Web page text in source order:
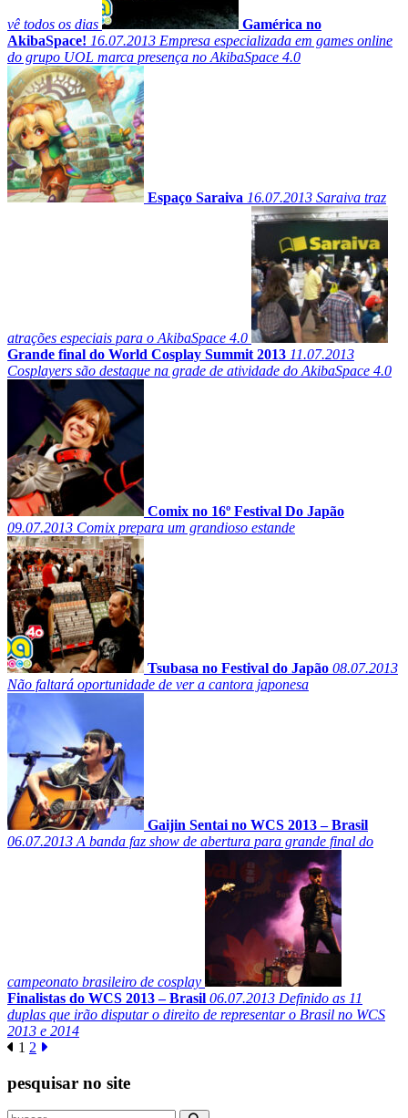
vê todos os dias
Gamérica no
AkibaSpace! 16.07.2013 Empresa especializada em games online
do grupo UOL marca presença no AkibaSpace 4.0
Espaço Saraiva 16.07.2013 Saraiva traz
atrações especiais para o AkibaSpace 4.0
Grande final do World Cosplay Summit 2013 11.07.2013
Cosplayers são destaque na grade de atividade do AkibaSpace 4.0
Comix no 16º Festival Do Japão
09.07.2013 Comix prepara um grandioso estande
Tsubasa no Festival do Japão 08.07.2013
Não faltará oportunidade de ver a cantora japonesa
Gaijin Sentai no WCS 2013 – Brasil
06.07.2013 A banda faz show de abertura para grande final do
campeonato brasileiro de cosplay
Finalistas do WCS 2013 – Brasil 06.07.2013 Definido as 11
duplas que irão disputar o direito de representar o Brasil no WCS
2013 e 2014
1 2
pesquisar no site